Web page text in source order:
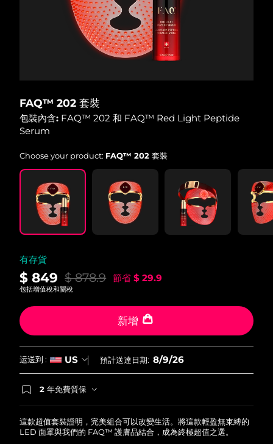
FAQ™ 202 套裝
包裝內含: FAQ™ 202 和 FAQ™ Red Light Peptide
Serum
Choose your product: FAQ™ 202 套裝
有存貨
$ 849 $ 878.9 節省 $ 29.9
包括增值稅和關稅
新增
运送到 : US 預計送達日期: 8/9/26
2 年免費質保
這款超值套裝證明，完美組合可以改變生活。將這款輕盈無束縛的
LED 面罩與我們的 FAQ™ 護膚品結合，成為終極超值之選。